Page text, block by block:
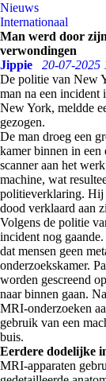
Nieuws
Internationaal
Man werd door
verwondingen
Jippie
20-07-2025
De politie van New
man na een
New York, meldde
gezogen.
De man droeg een
kamer binnen in
scanner aan het
machine, wat
politieverklaring. Hij
dood verklaard aan
Volgens de politie
incident nog
dat mensen geen
onderzoekskamer.
worden gescreend
naar binnen gaan.
MRI-onderzoeken
gebruik van een
buis.
Eerdere dodelijke
MRI-apparaten